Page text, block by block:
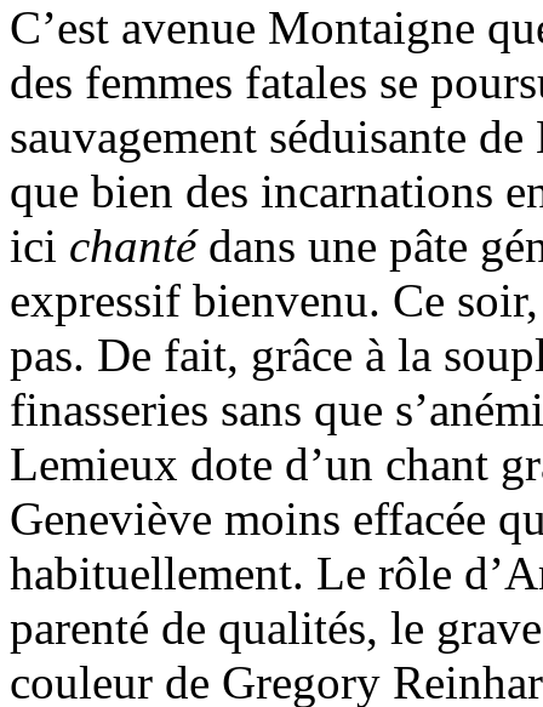
C’est avenue Montaigne
des femmes fatales se
sauvagement séduisante
que bien des incarnations
ici chanté dans une pâte
expressif bienvenu. Ce
pas. De fait, grâce à la
finasseries sans que
Lemieux dote d’un chant
Geneviève moins effacée
habituellement. Le rôle
parenté de qualités, le
couleur de Gregory